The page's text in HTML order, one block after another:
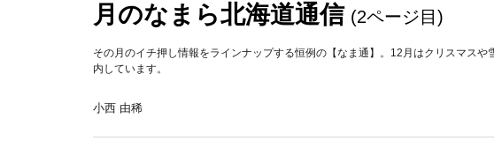
月のなまら北海道通信 (2ページ目)
その月のイチ押し情報をラインナップする恒例の【なま通】。12月はクリスマス
内しています。
小西 由稀